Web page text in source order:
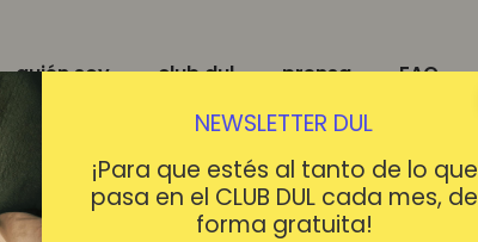
NEWSLETTER DUL
¡Para que estés al tanto de lo que
pasa en el CLUB DUL cada mes, de
forma gratuita!
quién soy club dul prensa FAQ